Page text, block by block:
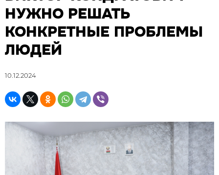
НУЖНО РЕШАТЬ
КОНКРЕТНЫЕ ПРОБЛЕМЫ
ЛЮДЕЙ
10.12.2024